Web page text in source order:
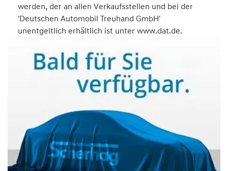
werden, der an allen Verkaufsstellen und bei der
'Deutschen Automobil Treuhand GmbH'
unentgeltlich erhältlich ist unter www.dat.de.